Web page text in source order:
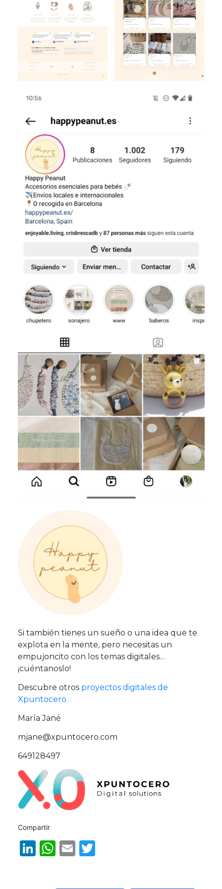
Si también tienes un sueño o una idea que te
explota en la mente, pero necesitas un
empujoncito con los temas digitales…
¡cuéntanoslo!
Descubre otros proyectos digitales de
Xpuntocero.
María Jané
mjane@xpuntocero.com
649128497
Compartir
Li WE T